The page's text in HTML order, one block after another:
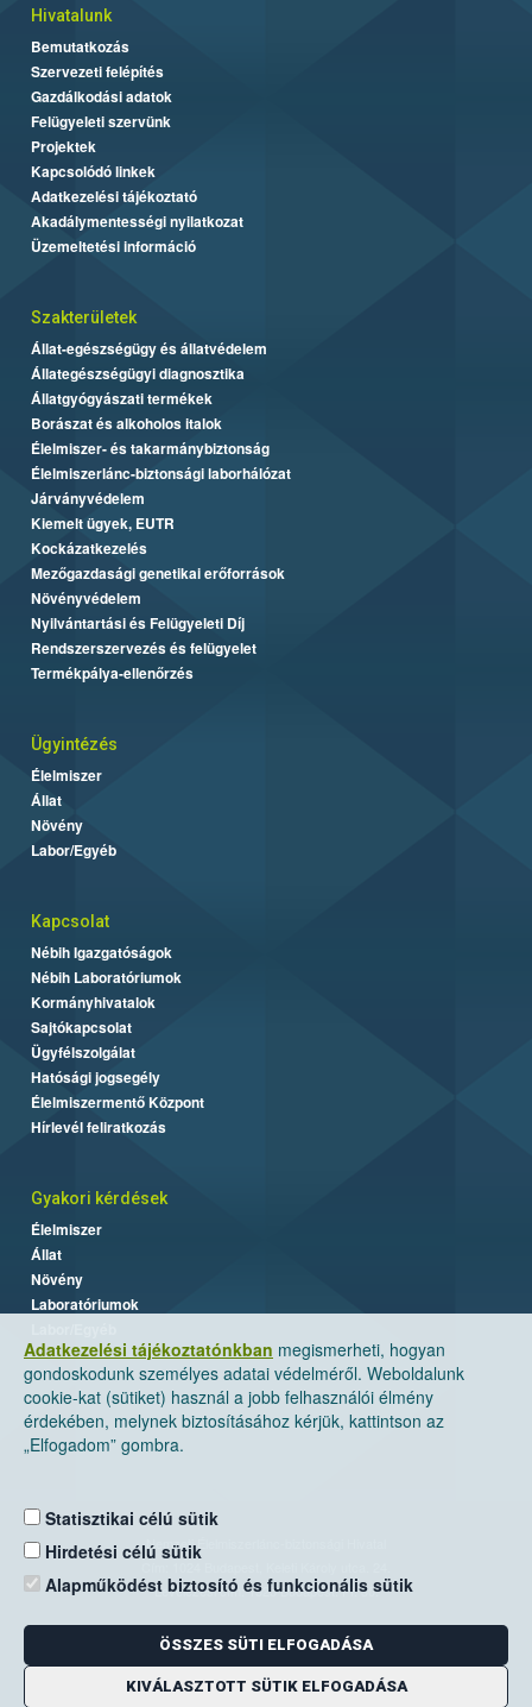
Adatkezelési tájékoztatónkban megismerheti, hogyan
gondoskodunk személyes adatai védelméről. Weboldalunk
cookie-kat (sütiket) használ a jobb felhasználói élmény
érdekében, melynek biztosításához kérjük, kattintson az
„Elfogadom” gombra.
Statisztikai célú sütik
Hirdetési célú sütik
Alapműködést biztosító és funkcionális sütik
ÖSSZES SÜTI ELFOGADÁSA
KIVÁLASZTOTT SÜTIK ELFOGADÁSA
Hivatalunk
Bemutatkozás
Szervezeti felépítés
Gazdálkodási adatok
Felügyeleti szervünk
Projektek
Kapcsolódó linkek
Adatkezelési tájékoztató
Akadálymentességi nyilatkozat
Üzemeltetési információ
Szakterületek
Állat-egészségügy és állatvédelem
Állategészségügyi diagnosztika
Állatgyógyászati termékek
Borászat és alkoholos italok
Élelmiszer- és takarmánybiztonság
Élelmiszerlánc-biztonsági laborhálózat
Járványvédelem
Kiemelt ügyek, EUTR
Kockázatkezelés
Mezőgazdasági genetikai erőforrások
Növényvédelem
Nyilvántartási és Felügyeleti Díj
Rendszerszervezés és felügyelet
Termékpálya-ellenőrzés
Ügyintézés
Élelmiszer
Állat
Növény
Labor/Egyéb
Kapcsolat
Nébih Igazgatóságok
Nébih Laboratóriumok
Kormányhivatalok
Sajtókapcsolat
Ügyfélszolgálat
Hatósági jogsegély
Élelmiszermentő Központ
Hírlevél feliratkozás
Gyakori kérdések
Élelmiszer
Állat
Növény
Laboratóriumok
Nemzeti Élelmiszerlánc-biztonsági Hivatal
Levelezési cím: 1525 Budapest. Pf. 30.
E-mail:ugyfelszolgalat@nebih.gov.hu
Zöld szám: 06-80/263-244